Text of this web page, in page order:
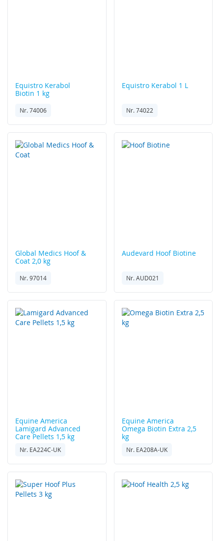
Equistro Kerabol
Biotin 1 kg
Nr. 74006
EquistroKerabol 1 L
Nr. 74022
Global Medics Hoof &
Coat 2,0 kg
Nr. 97014
Audevard Hoof Biotine
Nr. AUD021
Equine America
Lamigard Advanced
Care Pellets 1,5 kg
Nr. EA224C-UK
Equine America
Omega Biotin Extra 2,5
kg
Nr. EA208A-UK